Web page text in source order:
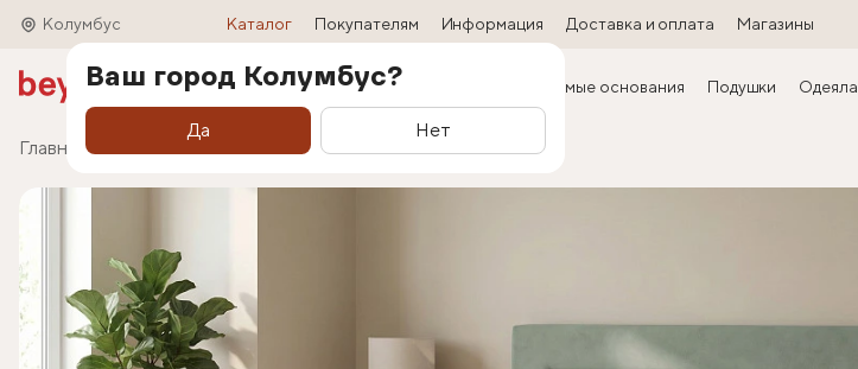
Колумбус Каталог Покупателям Информация Доставка и оплата Магазины
Акции Матрасы Кровати Трансформируемые основания Подушки Одеяла
Главная Кровати Кровать Liora (Лиора)
Ваш город Колумбус?
Да Нет